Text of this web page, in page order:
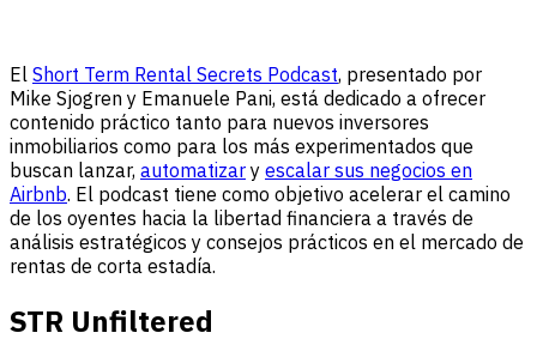
El Short Term Rental Secrets Podcast, presentado por
Mike Sjogren y Emanuele Pani, está dedicado a ofrecer
contenido práctico tanto para nuevos inversores
inmobiliarios como para los más experimentados que
buscan lanzar, automatizar y escalar sus negocios en
Airbnb. El podcast tiene como objetivo acelerar el camino
de los oyentes hacia la libertad financiera a través de
análisis estratégicos y consejos prácticos en el mercado de
rentas de corta estadía.
STR Unfiltered